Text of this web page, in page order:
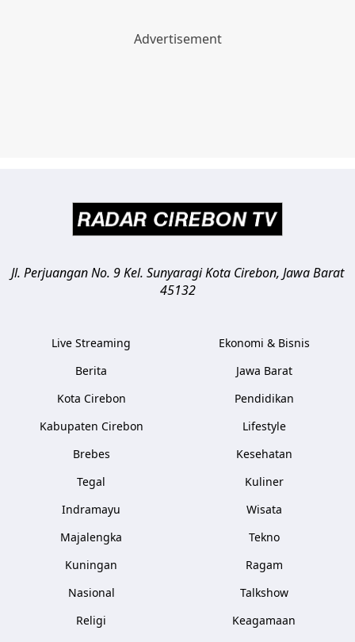
Jl. Perjuangan No. 9 Kel. SunyaragiKota Cirebon, Jawa Barat
45132
Live Streaming
Berita
Kota Cirebon
Kabupaten Cirebon
Brebes
Tegal
Indramayu
Majalengka
Kuningan
Nasional
Religi
Ekonomi & Bisnis
Jawa Barat
Pendidikan
Lifestyle
Kesehatan
Kuliner
Wisata
Tekno
Ragam
Talkshow
Keagamaan